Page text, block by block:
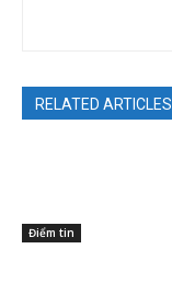
RELATED ARTICLES
Điểm tin